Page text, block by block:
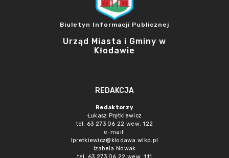
Biuletyn Informacji Publicznej
Urząd Miasta i Gminy w
Kłodawie
REDAKCJA
Redaktorzy
Łukasz Prętkiewicz
tel. 63 273 06 22 wew. 122
e-mail:
lpretkiewicz@klodawa.wlkp.pl
Izabela Nowak